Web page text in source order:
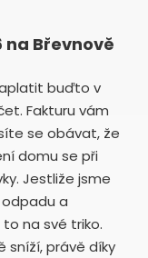
na Břevnově
buďto v
Fakturu vám
se obávat, že
domu se při
Jestliže jsme
a
na své triko.
sníží, právě díky